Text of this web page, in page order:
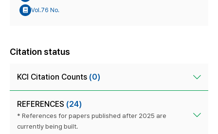
Vol.76 No.
Citation status
KCI Citation Counts (0)
REFERENCES (24)
* References for papers published after 2025 are
currently being built.